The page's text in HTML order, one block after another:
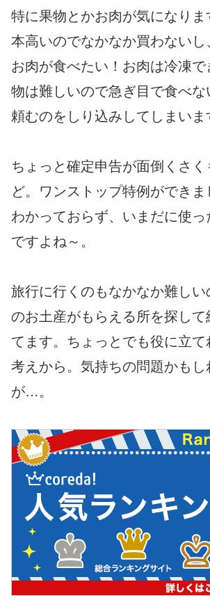
特に果物とかお肉が気になりま
本高いのでなかなか買わないし
お肉が食べたい！お肉は冷凍
物は難しいので急ぎ目で食べな
頼むのをしり込みしてしまいま
ちょっと確定申告が面倒くさ
ど。ワンストップ特例ができま
わかっておらず、いまだに使っ
ですよね～。
旅行に行くのもなかなか難し
のお土産がもらえる所を探して
てます。ちょっとでも役に立て
考えから。気持ちの問題かもし
が…。